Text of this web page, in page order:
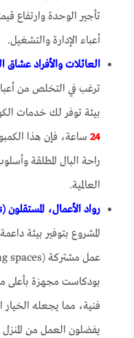
تأجير الوحدة وارتفاع
أعباء الإدارة والتشغيل.
العائلات والأفراد عشاق
ترغب في التخلص من أعباء
بيئة توفر لك خدمات
24 ساعة، فإن هذا
راحة البال المطلقة
العالمية.
رواد الأعمال، المستقلون (Freelancers)، وصناع المحتوى:
المشروع بتوفير بيئة
بودكاست مجهزة
فنية، مما يجعله الخيار
يفضلون العمل من